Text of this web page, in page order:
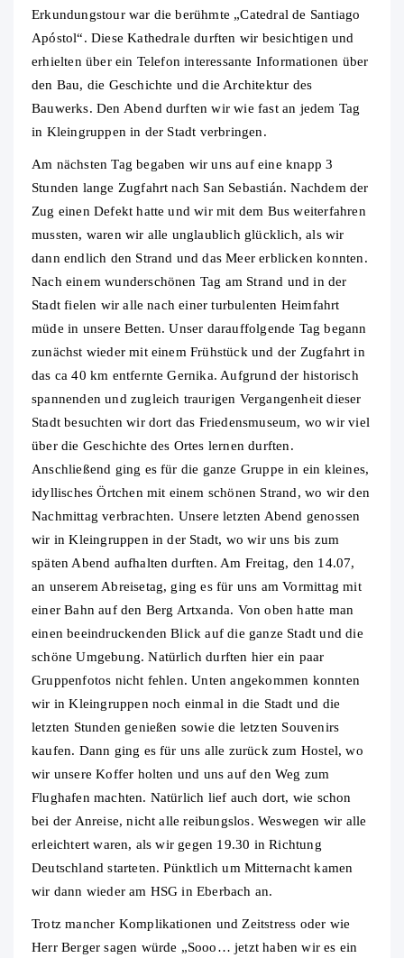
Erkundungstour war die berühmte „Catedral de Santiago
Apóstol“. Diese Kathedrale durften wir besichtigen und
erhielten über ein Telefon interessante Informationen über
den Bau, die Geschichte und die Architektur des
Bauwerks. Den Abend durften wir wie fast an jedem Tag
in Kleingruppen in der Stadt verbringen.
Am nächsten Tag begaben wir uns auf eine knapp 3
Stunden lange Zugfahrt nach San Sebastián. Nachdem der
Zug einen Defekt hatte und wir mit dem Bus weiterfahren
mussten, waren wir alle unglaublich glücklich, als wir
dann endlich den Strand und das Meer erblicken konnten.
Nach einem wunderschönen Tag am Strand und in der
Stadt fielen wir alle nach einer turbulenten Heimfahrt
müde in unsere Betten. Unser darauffolgende Tag begann
zunächst wieder mit einem Frühstück und der Zugfahrt in
das ca 40 km entfernte Gernika. Aufgrund der historisch
spannenden und zugleich traurigen Vergangenheit dieser
Stadt besuchten wir dort das Friedensmuseum, wo wir viel
über die Geschichte des Ortes lernen durften.
Anschließend ging es für die ganze Gruppe in ein kleines,
idyllisches Örtchen mit einem schönen Strand, wo wir den
Nachmittag verbrachten. Unsere letzten Abend genossen
wir in Kleingruppen in der Stadt, wo wir uns bis zum
späten Abend aufhalten durften. Am Freitag, den 14.07,
an unserem Abreisetag, ging es für uns am Vormittag mit
einer Bahn auf den Berg Artxanda. Von oben hatte man
einen beeindruckenden Blick auf die ganze Stadt und die
schöne Umgebung. Natürlich durften hier ein paar
Gruppenfotos nicht fehlen. Unten angekommen konnten
wir in Kleingruppen noch einmal in die Stadt und die
letzten Stunden genießen sowie die letzten Souvenirs
kaufen. Dann ging es für uns alle zurück zum Hostel, wo
wir unsere Koffer holten und uns auf den Weg zum
Flughafen machten. Natürlich lief auch dort, wie schon
bei der Anreise, nicht alle reibungslos. Weswegen wir alle
erleichtert waren, als wir gegen 19.30 in Richtung
Deutschland starteten. Pünktlich um Mitternacht kamen
wir dann wieder am HSG in Eberbach an.
Trotz mancher Komplikationen und Zeitstress oder wie
Herr Berger sagen würde „Sooo… jetzt haben wir es ein